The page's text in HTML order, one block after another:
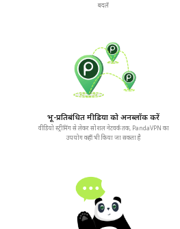
बदलें
भू-प्रतिबंधित मीडिया को अनब्लॉक करें
वीडियो स्ट्रीमिंग से लेकर सोशल नेटवर्क तक, PandaVPN का
उपयोग कहीं भी किया जा सकता है